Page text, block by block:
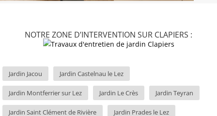
NOTRE ZONE D’INTERVENTION SUR CLAPIERS :
Jardin Jacou Jardin Castelnau le Lez
Jardin Montferrier sur Lez Jardin Le Crès Jardin Teyran
Jardin Saint Clément de Rivière Jardin Prades le Lez